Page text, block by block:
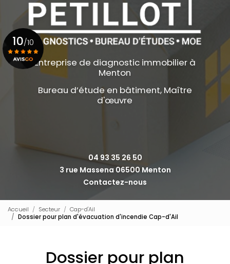
Entreprise de diagnostic immobilier à
Menton
Bureau d’étude en bâtiment, Maître
d'œuvre
04 93 35 26 50
3 rue Massena 06500 Menton
Contactez-nous
10/10
Voir le certificat
Accueil Secteur
Cap-d'Ail
Dossier pour plan d'évacuation d'incendie Cap-d'Ail
Dossier pour plan